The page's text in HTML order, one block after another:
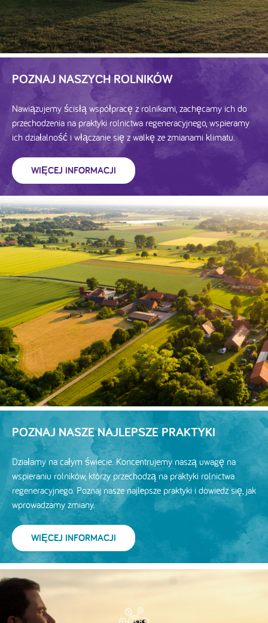
POZNAJ NASZYCH ROLNIKÓW
Nawiązujemy ścisłą współpracę z rolnikami, zachęcamy ich do
przechodzenia na praktyki rolnictwa regeneracyjnego, wspieramy
ich działalność i włączanie się z walkę ze zmianami klimatu.
WIĘCEJ INFORMACJI
POZNAJ NASZE NAJLEPSZE PRAKTYKI
Działamy na całym świecie. Koncentrujemy naszą uwagę na
wspieraniu rolników, którzy przechodzą na praktyki rolnictwa
regeneracyjnego. Poznaj nasze najlepsze praktyki i dowiedz się, jak
wprowadzamy zmiany.
WIĘCEJ INFORMACJI